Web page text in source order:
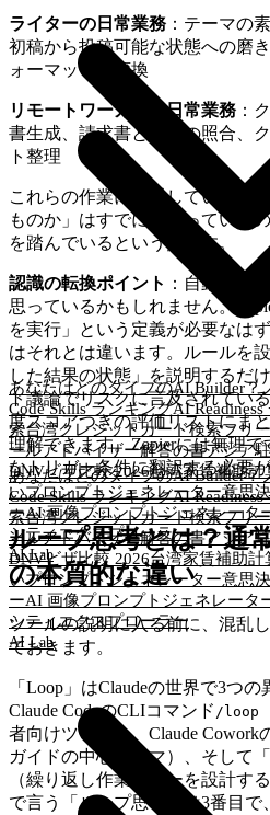
あなたはどのタイプのAI Builder？
Code Skills ランキングAI
索台湾クレジットカード検索フリ
ールアドバイザー解答の書アジア
DNVビザ比較 2026台湾家賃補助計
いプロンプトジェネレーター意思
ーAI 画像プロンプトジェネレータ
シティエクスプローラー
AI Lab
あなたはどのタイプのAI Builder？
Code Skills ランキングAI
索台湾クレジットカード検索フリ
ールアドバイザー解答の書アジア
DNVビザ比較 2026台湾家賃補助計
いプロンプトジェネレーター意思
ーAI 画像プロンプトジェネレータ
シティエクスプローラー
AI Lab
ライターの日常業務 ：テーマの
初稿から投稿可能な状態への磨
ォーマットに変換
リモートワーカーの日常業務 ：
書生成、請求書と入金の照合、
ト整理
これらの作業に共通しているの
ものか」はすでにわかっている
を踏んでいるという点です。
認識の転換ポイント ：自動化に
思っているかもしれません。
を実行」という定義が必要なは
はそれとは違います。ルールを
した結果の状態」を説明するだ
ト議論でリスクに言及されてい
度スコアつきの評価リストにま
理解できます。Zapierには無理
なトリガー条件に翻訳する必要
ループ思考とは？通
の本質的な違い
ツールの説明に入る前に、混乱
ておきます。
「Loop」はClaudeの世界で3つ
Claude CodeのCLIコマンド /loop
者向けツール）、Claude
ガイドの中心テーマ）、そして
（繰り返し作業フローを設計す
で言う「ループ思考」は3番目で